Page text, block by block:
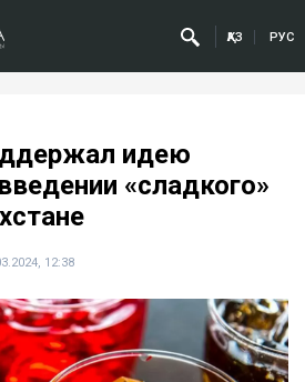
ҚАЗ РУС
идею
«сладкого»
12:38